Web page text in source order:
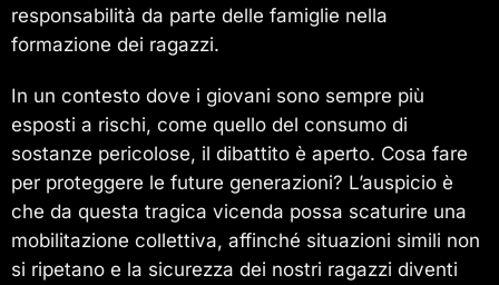
responsabilità da parte delle famiglie nella
formazione dei ragazzi.
In un contesto dove i giovani sono sempre più
esposti a rischi, come quello del consumo di
sostanze pericolose, il dibattito è aperto. Cosa fare
per proteggere le future generazioni? L’auspicio è
che da questa tragica vicenda possa scaturire una
mobilitazione collettiva, affinché situazioni simili non
si ripetano e la sicurezza dei nostri ragazzi diventi